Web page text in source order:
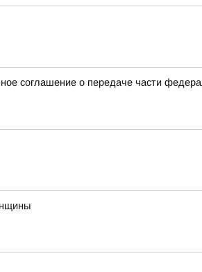
соглашение о передаче части